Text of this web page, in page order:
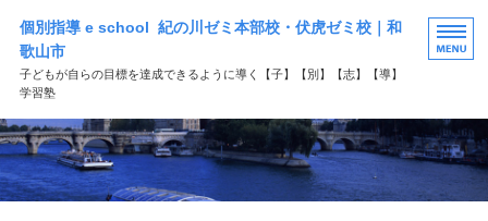
個別指導 e school 紀の川ゼミ本部校・伏虎ゼミ校｜和
歌山市
子どもが自らの目標を達成できるように導く【子】【別】【志】【導】
学習塾
HOME
選ばれる理由